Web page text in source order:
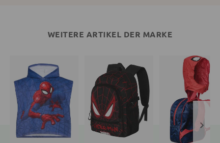
WEITERE ARTIKEL DER MARKE